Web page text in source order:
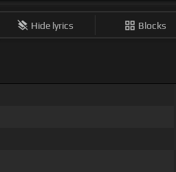
Hide lyrics Blocks